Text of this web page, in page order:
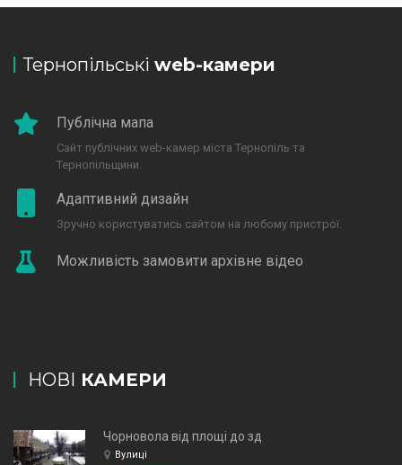
Тернопільські web-камери
Публічна мапа
Сайт публічних web-камер міста Тернопіль та
Тернопільщини.
Адаптивний дизайн
Зручно користуватись сайтом на любому пристрої.
Можливість замовити архівне відео
НОВІ КАМЕРИ
Чорновола від площі до зд
Вулиці